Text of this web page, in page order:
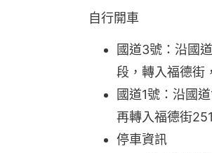
自行開車
國道3號：沿國
段，轉入福德街
國道1號：沿國
再轉入福德街
停車資訊